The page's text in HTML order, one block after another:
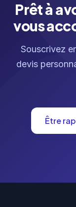
Prêt à
vous
Souscrivez
devis
Être